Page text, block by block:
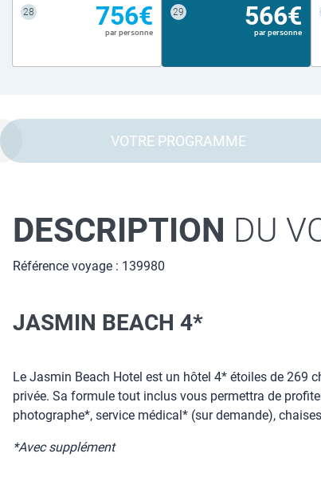
28 756€
par personne
29 566€
par personne
VOTRE PROGRAMME
DESCRIPTION DU
Référence voyage : 139980
JASMIN BEACH 4*
Le Jasmin Beach Hotel est un hôtel 4* étoiles de 269
privée. Sa formule tout inclus vous permettra de
photographe*, service médical* (sur demande),
*Avec supplément